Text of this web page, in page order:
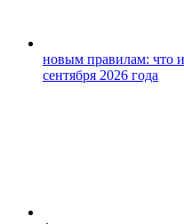
новым правилам: что
сентября 2026 года